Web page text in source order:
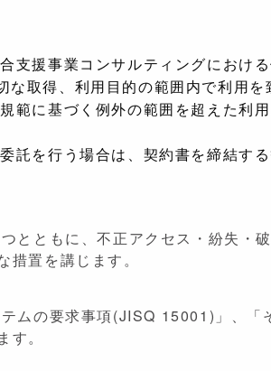
支援事業コンサルティングにおけ
取得、利用目的の範囲内で利用を
範に基づく例外の範囲を超えた利
託を行う場合は、契約書を締結す
とともに、不正アクセス・紛失・
置を講じます。
ムの要求事項(JISQ 15001)」、「
。